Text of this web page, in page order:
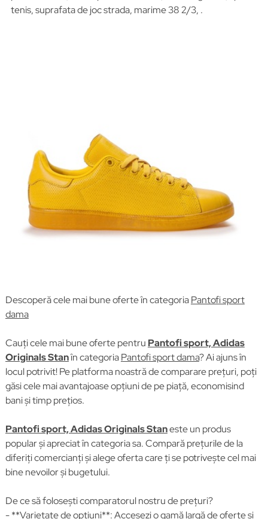
tenis, suprafata de joc strada, marime 38 2/3, .
Descoperă cele mai bune oferte în categoriaPantofi sport
dama
Cauți cele mai bune oferte pentru Pantofi sport, Adidas
Originals Stanîn categoriaPantofi sport dama? Ai ajuns în
locul potrivit! Pe platforma noastră de comparare prețuri, poți
găsi cele mai avantajoase opțiuni de pe piață, economisind
bani și timp prețios.
Pantofi sport, Adidas Originals Staneste un produs
popular și apreciat în categoria sa. Compară prețurile de la
diferiți comercianți și alege oferta care ți se potrivește cel mai
bine nevoilor și bugetului.
De ce să folosești comparatorul nostru de prețuri?
- **Varietate de opțiuni**: Accesezi o gamă largă de oferte și